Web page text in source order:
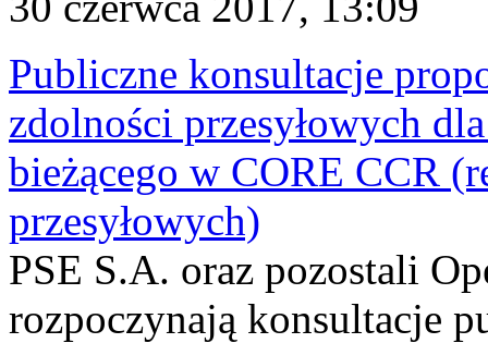
Publiczne konsultacje
zdolności przesyłowych
bieżącego w CORE CCR
przesyłowych)
PSE S.A. oraz pozostali
rozpoczynają konsultacje